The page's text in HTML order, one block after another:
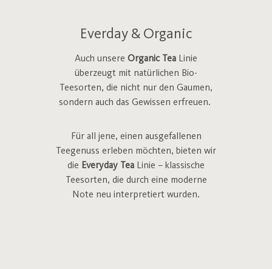
Everday & Organic
Auch unsere Organic Tea Linie
überzeugt mit natürlichen Bio-
Teesorten, die nicht nur den Gaumen,
sondern auch das Gewissen erfreuen.
Für all jene, einen ausgefallenen
Teegenuss erleben möchten, bieten wir
die Everyday Tea Linie – klassische
Teesorten, die durch eine moderne
Note neu interpretiert wurden.